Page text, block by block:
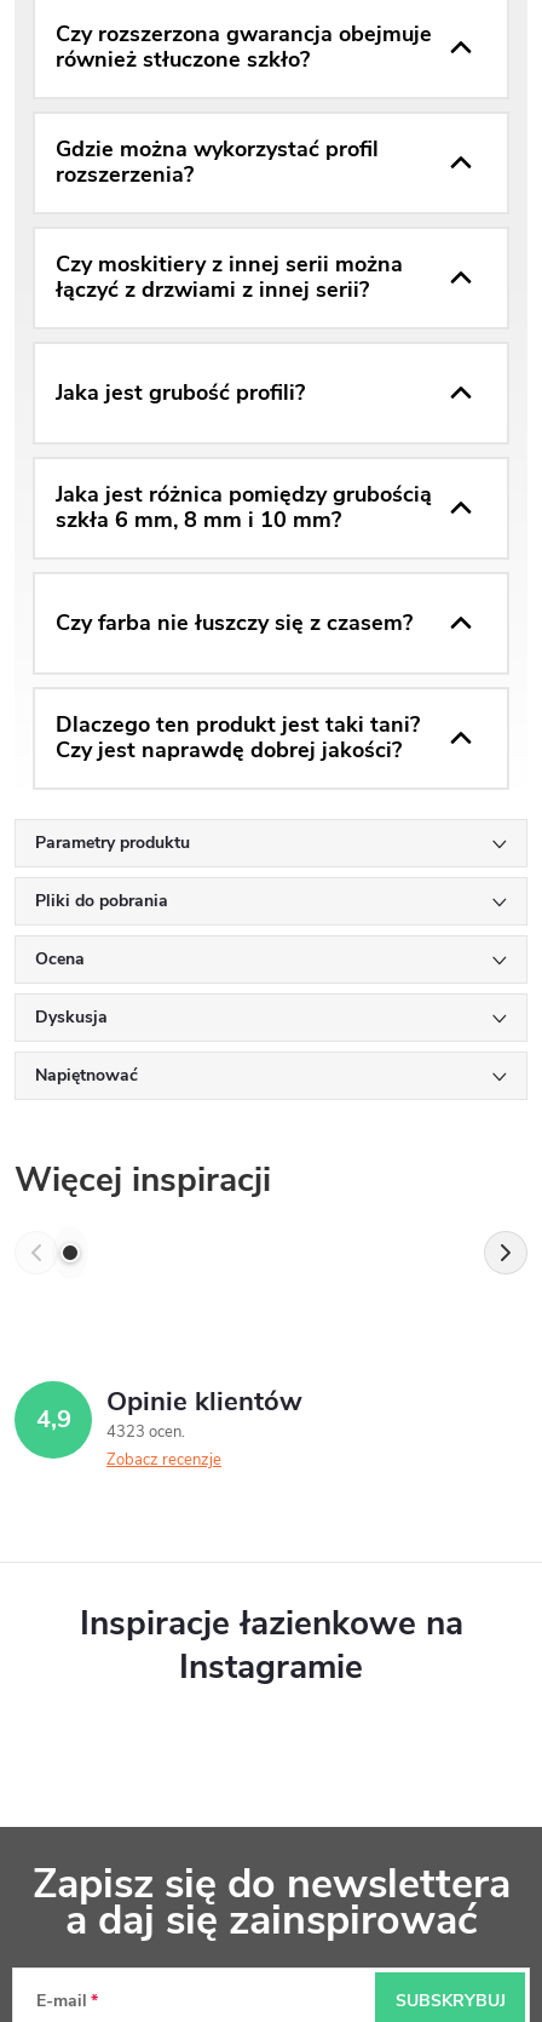
Czy rozszerzona gwarancja obejmuje
również stłuczone szkło?
Gdzie można wykorzystać profil
rozszerzenia?
Czy moskitiery z innej serii można
łączyć z drzwiami z innej serii?
Jaka jest grubość profili?
Jaka jest różnica pomiędzy grubością
szkła 6 mm, 8 mm i 10 mm?
Czy farba nie łuszczy się z czasem?
Dlaczego ten produkt jest taki tani?
Czy jest naprawdę dobrej jakości?
Parametry produktu
Pliki do pobrania
Ocena
Dyskusja
Napiętnować
Więcej inspiracji
4,9 Opinie klientów
4323 ocen
Zobacz recenzje
Inspiracje łazienkowe na
Instagramie
Zapisz się do newslettera
a daj się zainspirować
E-mail SUBSKRYBUJ